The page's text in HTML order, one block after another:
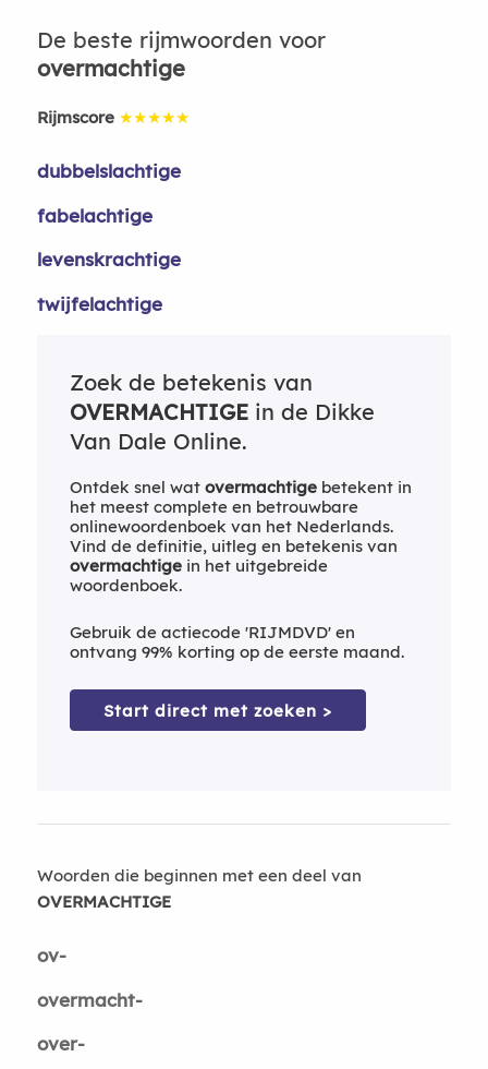
De beste rijmwoorden voor
overmachtige
Rijmscore ★★★★★
dubbelslachtige
fabelachtige
levenskrachtige
twijfelachtige
Zoek de betekenis van
OVERMACHTIGEin de Dikke
Van Dale Online.
Ontdek snel wat overmachtigebetekent in
het meest complete en betrouwbare
onlinewoordenboek van het Nederlands.
Vind de definitie, uitleg en betekenis van
overmachtigein het uitgebreide
woordenboek.
Gebruik de actiecode 'RIJMDVD' en
ontvang 99% korting op de eerste maand.
Start direct met zoeken >
Woorden die beginnen met een deel van
OVERMACHTIGE
ov-
overmacht-
over-